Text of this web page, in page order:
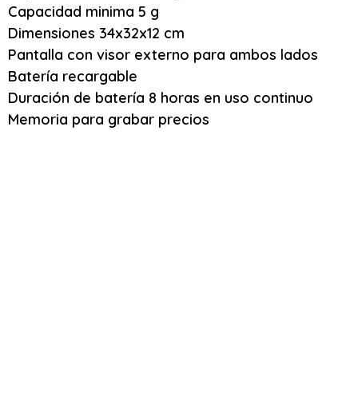
Capacidad minima 5 g
Dimensiones 34x32x12 cm
Pantalla con visor externo para ambos lados
Batería recargable
Duración de batería 8 horas en uso continuo
Memoria para grabar precios